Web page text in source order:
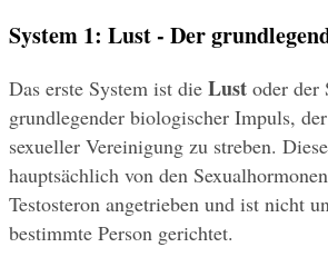
System 1: Lust - Der
Das erste System ist die Lust oder der
grundlegender biologischer Impuls,
sexueller Vereinigung zu streben.
hauptsächlich von den
Testosteron angetrieben und ist nicht
bestimmte Person gerichtet.